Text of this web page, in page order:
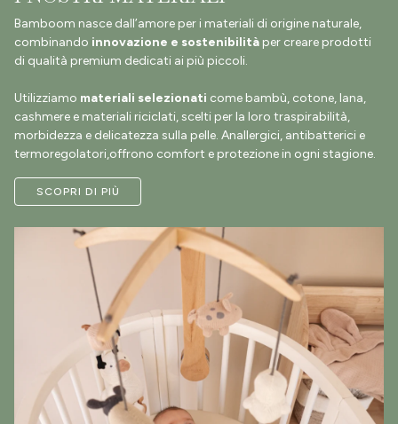
Bamboom nasce dall’amore per i materiali di origine naturale,
combinando innovazione e sostenibilità per creare prodotti
di qualità premium dedicati ai più piccoli.
Utilizziamo materiali selezionati come bambù, cotone, lana,
cashmere e materiali riciclati, scelti per la loro traspirabilità,
morbidezza e delicatezza sulla pelle. Anallergici, antibatterici e
termoregolatori,offrono comfort e protezione in ogni stagione.
SCOPRI DI PIÙ